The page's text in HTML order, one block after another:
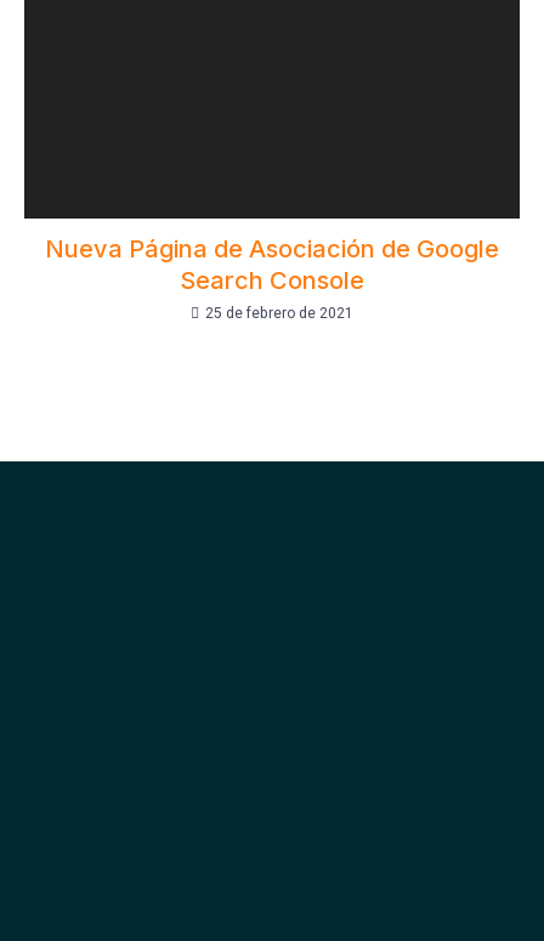
Nueva Página de Asociación de Google
Search Console
25 de febrero de 2021